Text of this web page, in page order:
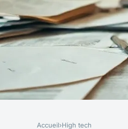
Accueil›High tech